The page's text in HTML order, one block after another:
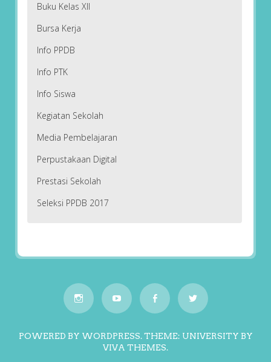
Buku Kelas XII
Bursa Kerja
Info PPDB
Info PTK
Info Siswa
Kegiatan Sekolah
Media Pembelajaran
Perpustakaan Digital
Prestasi Sekolah
Seleksi PPDB 2017
POWERED BY WORDPRESS.THEME: UNIVERSITY BY
VIVA THEMES.